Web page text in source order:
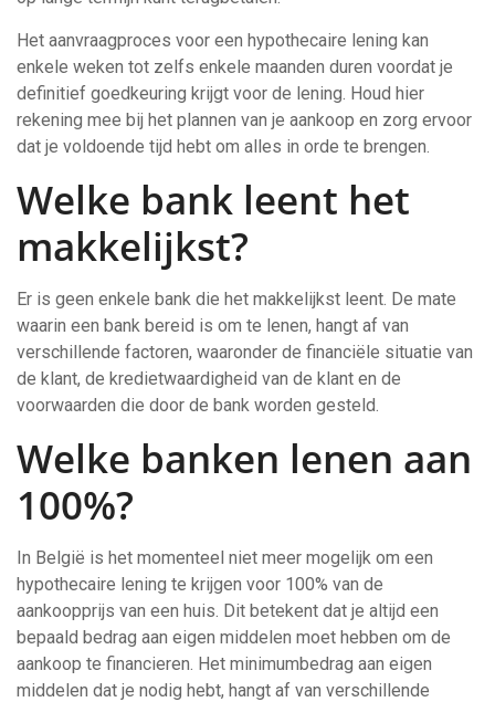
Het aanvraagproces voor een hypothecaire lening kan
enkele weken tot zelfs enkele maanden duren voordat je
definitief goedkeuring krijgt voor de lening. Houd hier
rekening mee bij het plannen van je aankoop en zorg ervoor
dat je voldoende tijd hebt om alles in orde te brengen.
Welke bank leent het
makkelijkst?
Er is geen enkele bank die het makkelijkst leent. De mate
waarin een bank bereid is om te lenen, hangt af van
verschillende factoren, waaronder de financiële situatie van
de klant, de kredietwaardigheid van de klant en de
voorwaarden die door de bank worden gesteld.
Welke banken lenen aan
100%?
In België is het momenteel niet meer mogelijk om een
hypothecaire lening te krijgen voor 100% van de
aankoopprijs van een huis. Dit betekent dat je altijd een
bepaald bedrag aan eigen middelen moet hebben om de
aankoop te financieren. Het minimumbedrag aan eigen
middelen dat je nodig hebt, hangt af van verschillende